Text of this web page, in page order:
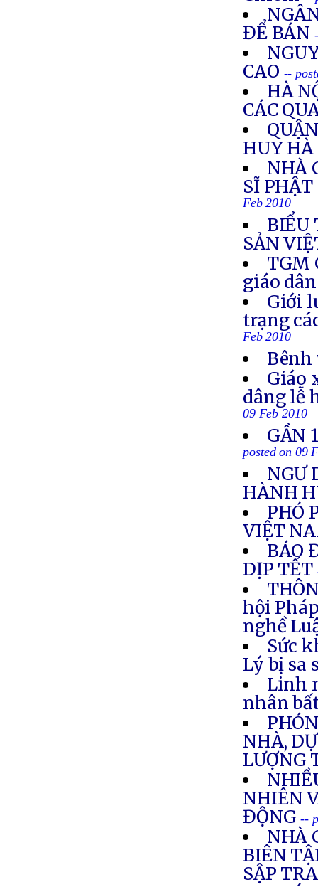
ĐỂ BÁN
CAO --
HÀ
CÁC
HUY
NHÀ
SĨ
Feb 2010
BIỂU
SẢN
TGM
giáo
Giới
trạng
Feb 2010
Bênh
Giáo
dâng lễ
09 Feb 2010
GẦN
posted on 09
NGƯ
HÀNH
PHÓ
VIỆT
BÁO
DỊP TẾT
hội
nghề
Sức
Lý bị sa
Linh
nhân
NHÀ,
LƯỢNG
NHIÊN
ĐỘNG --
NHÀ
BIÊN
SẬP